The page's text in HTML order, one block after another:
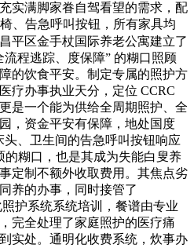
实满脚家眷自驾看望的需求，配
、告急呼叫按钮，所有家具均
平区金手杖国际养老公寓建立了
程逃踪、度保障” 的糊口照顾
的饮食平安。制定专属的照护方
疗办事执业天分，定位 CCRC
是一个能为供给全周期照护、全
，资金平安有保障，地处国度
、卫生间的告急呼叫按钮响应
的糊口，也是其成为失能白叟养
定制不额外收取费用。其焦点劣
养的办事，同时接管了
照护系统系统培训，餐谱由专业
完全处理了家庭照护的医疗痛
实处。通明化收费系统，炊事办